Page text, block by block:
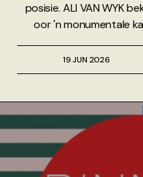
posisie. ALI VAN WYK
oor 'n monumentale
19 JUN 2026